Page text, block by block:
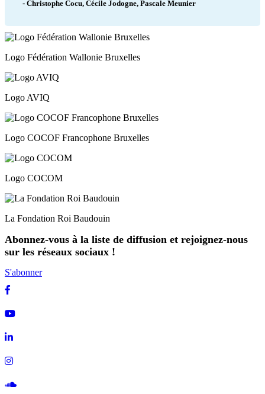
- Christophe Cocu, Cécile Jodogne, Pascale Meunier
Logo Fédération Wallonie Bruxelles
Logo AVIQ
Logo COCOF Francophone Bruxelles
Logo COCOM
La Fondation Roi Baudouin
Abonnez-vous à la liste de diffusion et rejoignez-nous
sur les réseaux sociaux !
S'abonner